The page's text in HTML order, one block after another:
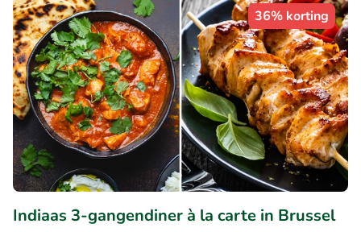
36% korting
Indiaas 3-gangendiner à la carte in Brussel